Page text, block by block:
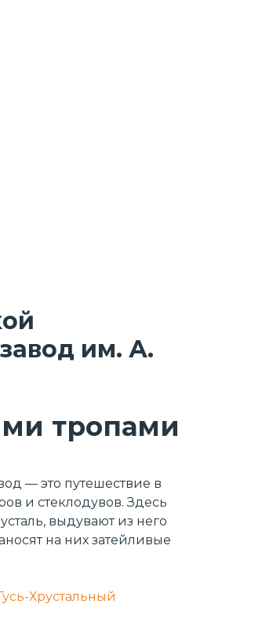
им. А.
тропами
— это путешествие в
и стеклодувов. Здесь
выдувают из него
на них затейливые
Хрустальный